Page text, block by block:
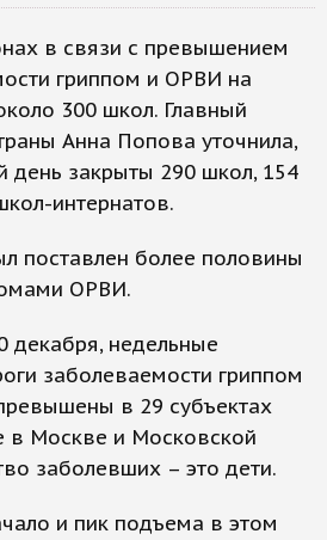
в связи с превышением
гриппом и ОРВИ на
300 школ. Главный
Анна Попова уточнила,
день закрыты 290 школ, 154
интернатов.
поставлен более половины
ОРВИ.
декабря, недельные
заболеваемости гриппом
в 29 субъектах
в Москве и Московской
заболевших – это дети.
и пик подъема в этом